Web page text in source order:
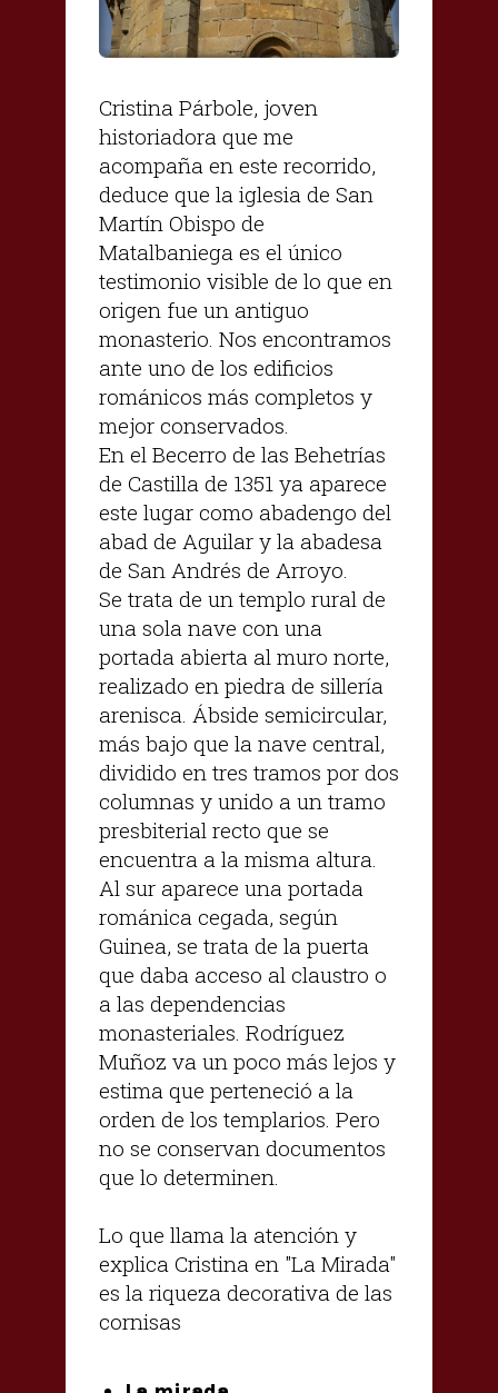
Cristina Párbole, joven
historiadora que me
acompaña en este recorrido,
deduce que la iglesia de San
Martín Obispo de
Matalbaniega es el único
testimonio visible de lo que en
origen fue un antiguo
monasterio. Nos encontramos
ante uno de los edificios
románicos más completos y
mejor conservados.
En el Becerro de las Behetrías
de Castilla de 1351 ya aparece
este lugar como abadengo del
abad de Aguilar y la abadesa
de San Andrés de Arroyo.
Se trata de un templo rural de
una sola nave con una
portada abierta al muro norte,
realizado en piedra de sillería
arenisca. Ábside semicircular,
más bajo que la nave central,
dividido en tres tramos por dos
columnas y unido a un tramo
presbiterial recto que se
encuentra a la misma altura.
Al sur aparece una portada
románica cegada, según
Guinea, se trata de la puerta
que daba acceso al claustro o
a las dependencias
monasteriales. Rodríguez
Muñoz va un poco más lejos y
estima que perteneció a la
orden de los templarios. Pero
no se conservan documentos
que lo determinen.
Lo que llama la atención y
explica Cristina en "La Mirada"
es la riqueza decorativa de las
cornisas